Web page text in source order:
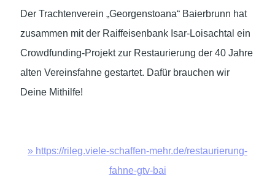
Der Trachtenverein „Georgenstoana“ Baierbrunn hat
zusammen mit der Raiffeisenbank Isar-Loisachtal ein
Crowdfunding-Projekt zur Restaurierung der 40 Jahre
alten Vereinsfahne gestartet. Dafür brauchen wir
Deine Mithilfe!
» https://rileg.viele-schaffen-mehr.de/restaurierung-
fahne-gtv-bai